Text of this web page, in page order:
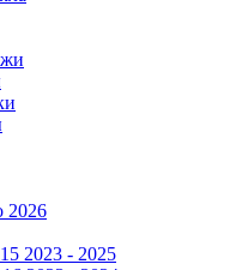
2026
2023 - 2025